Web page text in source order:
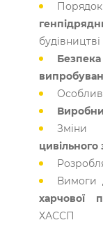
будівництві
Зміни
цивільного
Вимоги
харчової
ХАССП